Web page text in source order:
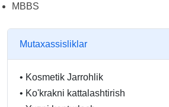
MBBS
Mutaxassisliklar
• Kosmetik Jarrohlik
• Ko'krakni kattalashtirish